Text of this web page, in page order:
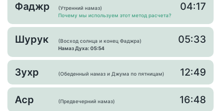
Фаджр
(Утренний намаз)
Почему мы используем этот метод расчета?
04:17
Шурук
(Восход солнца и конец Фаджра)
Намаз Духа: 05:54
05:33
Зухр (Обеденный намаз и Джума по пятницам) 12:49
Аср (Предвечерний намаз) 16:48